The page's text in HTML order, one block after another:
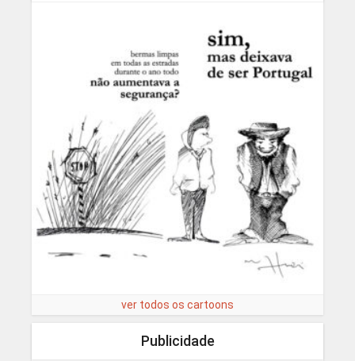
ver todos os cartoons
Publicidade